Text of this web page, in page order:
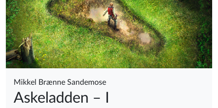
Mikkel Brænne Sandemose
Askeladden – I